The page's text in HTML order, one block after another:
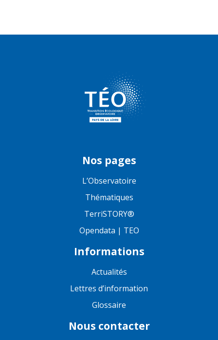
Nos pages
L’Observatoire
Thématiques
TerriSTORY®
Opendata | TEO
Informations
Actualités
Lettres d’information
Glossaire
Nous contacter